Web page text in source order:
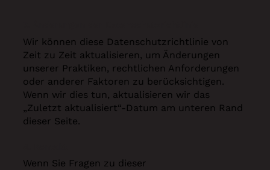
Wir können diese Datenschutzrichtlinie von
Zeit zu Zeit aktualisieren, um Änderungen
unserer Praktiken, rechtlichen Anforderungen
oder anderer Faktoren zu berücksichtigen.
Wenn wir dies tun, aktualisieren wir das
„Zuletzt aktualisiert“-Datum am unteren Rand
dieser Seite.
Wenn Sie Fragen zu dieser